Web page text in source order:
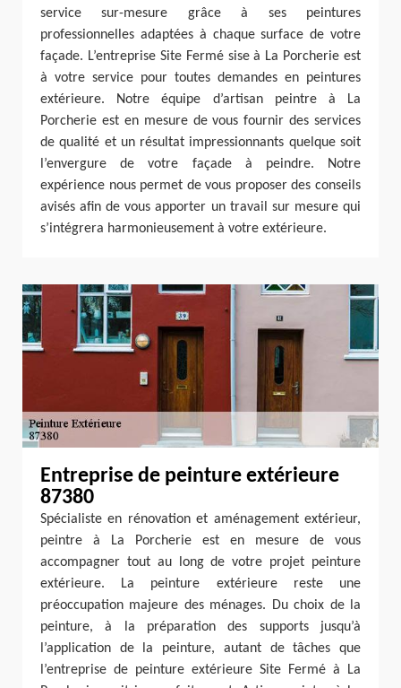
service sur-mesure grâce à ses peintures
professionnelles adaptées à chaque surface de votre
façade. L’entreprise Site Fermé sise à La Porcherie est
à votre service pour toutes demandes en peintures
extérieure. Notre équipe d’artisan peintre à La
Porcherie est en mesure de vous fournir des services
de qualité et un résultat impressionnants quelque soit
l’envergure de votre façade à peindre. Notre
expérience nous permet de vous proposer des conseils
avisés afin de vous apporter un travail sur mesure qui
s’intégrera harmonieusement à votre extérieure.
Entreprise de peinture extérieure
87380
Spécialiste en rénovation et aménagement extérieur,
peintre à La Porcherie est en mesure de vous
accompagner tout au long de votre projet peinture
extérieure. La peinture extérieure reste une
préoccupation majeure des ménages. Du choix de la
peinture, à la préparation des supports jusqu’à
l’application de la peinture, autant de tâches que
l’entreprise de peinture extérieure Site Fermé à La